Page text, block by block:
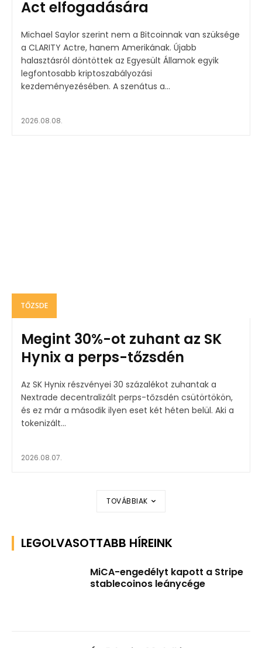
Act elfogadására
Michael Saylor szerint nem a Bitcoinnak van szüksége
a CLARITY Actre, hanem Amerikának. Újabb
halasztásról döntöttek az Egyesült Államok egyik
legfontosabb kriptoszabályozási
kezdeményezésében. A szenátus a...
2026.08.08.
TŐZSDE
Megint 30%-ot zuhant az SK
Hynix a perps-tőzsdén
Az SK Hynix részvényei 30 százalékot zuhantak a
Nextrade decentralizált perps-tőzsdén csütörtökön,
és ez már a második ilyen eset két héten belül. Aki a
tokenizált...
2026.08.07.
TOVÁBBIAK
LEGOLVASOTTABB HÍREINK
MiCA-engedélyt kapott a Stripe
stablecoinos leánycége